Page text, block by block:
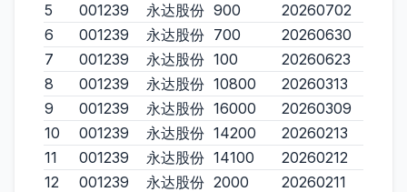
5
001239 永达股份 900
20260702
6
001239 永达股份 700
20260630
7
001239 永达股份 100
20260623
8
001239 永达股份 10800
20260313
9
001239 永达股份 16000
20260309
10
001239 永达股份 14200
20260213
11
001239 永达股份 14100
20260212
12
001239 永达股份 2000
20260211